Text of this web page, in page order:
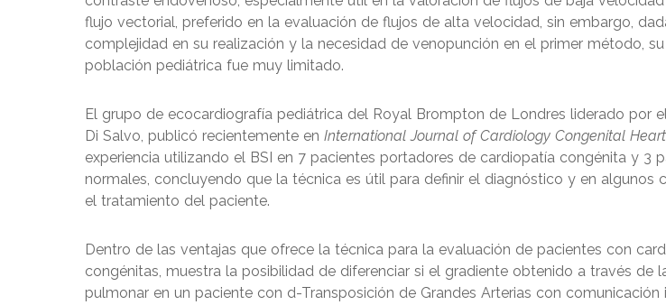
flujo vectorial, preferido en la evaluación de flujos de alta velocidad, sin embargo,
complejidad en su realización y la necesidad de venopunción en el primer método,
población pediátrica fue muy limitado.
El grupo de ecocardiografía pediátrica del Royal Brompton de Londres liderado por el
Di Salvo, publicó recientemente en International Journal of Cardiology Congenital
experiencia utilizando el BSI en 7 pacientes portadores de cardiopatía congénita y 3
normales, concluyendo que la técnica es útil para definir el diagnóstico y en algunos
el tratamiento del paciente.
Dentro de las ventajas que ofrece la técnica para la evaluación de pacientes con
congénitas, muestra la posibilidad de diferenciar si el gradiente obtenido a través de
pulmonar en un paciente con d-Transposición de Grandes Arterias con comunicación